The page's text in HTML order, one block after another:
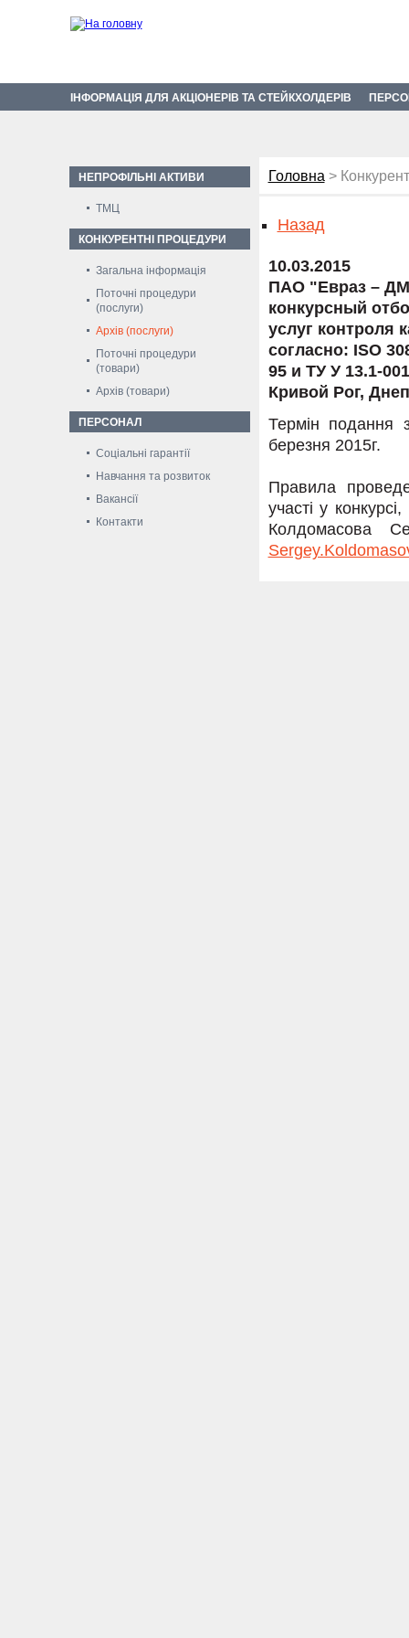
ІНФОРМАЦІЯ ДЛЯ АКЦІОНЕРІВ ТА СТЕЙКХОЛДЕРІВ
НЕПРОФІЛЬНІ АКТИВИ
ТМЦ
КОНКУРЕНТНІ ПРОЦЕДУРИ
Загальна інформація
Поточні процедури
(послуги)
Архів (послуги)
Поточні процедури
(товари)
Архів (товари)
ПЕРСОНАЛ
Соціальні гарантії
Навчання та розвиток
Вакансії
Контакти
Головна >
Назад
10.03.2015
ПАО "Евраз –
конкурсный
услуг контроля
согласно: ISO
95 и ТУ У 13.1-
Кривой Рог,
Термін подання
березня 2015г.
Правила
участі у
Колдомасова